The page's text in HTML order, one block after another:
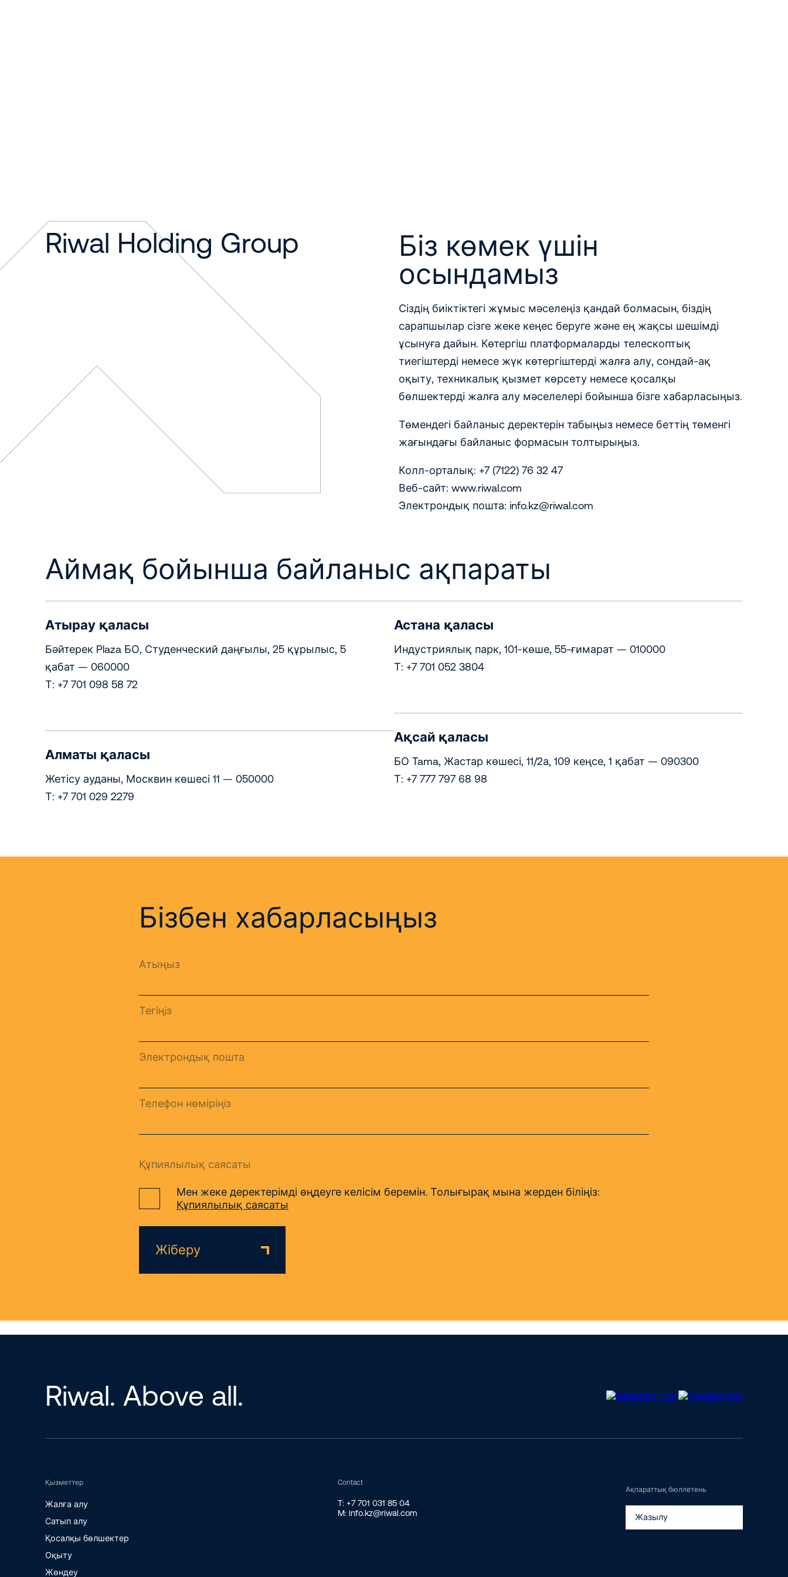
Riwal Holding Group
Біз көмек үшін
осындамыз
Сіздің биіктіктегі жұмыс мәселеңіз қандай болмасын, біздің
сарапшылар сізге жеке кеңес беруге және ең жақсы шешімді
ұсынуға дайын. Көтергіш платформаларды телескоптық
тиегіштерді немесе жүк көтергіштерді жалға алу, сондай-ақ
оқыту, техникалық қызмет көрсету немесе қосалқы
бөлшектерді жалға алу мәселелері бойынша бізге хабарласыңыз.
Төмендегі байланыс деректерін табыңыз немесе беттің төменгі
жағындағы байланыс формасын толтырыңыз.
Колл-орталық: +7 (7122) 76 32 47
Веб-сайт: www.riwal.com
Электрондық пошта: info.kz@riwal.com
Аймақ бойынша байланыс ақпараты
Атырау қаласы
Бәйтерек Plaza БО, Студенческий даңғылы, 25 құрылыс, 5
қабат — 060000
Т: +7 701 098 58 72
Алматы қаласы
Жетісу ауданы, Москвин көшесі 11 — 050000
Т: +7 701 029 2279
Астана қаласы
Индустриялық парк, 101-көше, 55-ғимарат — 010000
Т: +7 701 052 3804
Ақсай қаласы
БО Tama, Жастар көшесі, 11/2а, 109 кеңсе, 1 қабат — 090300
Т: +7 777 797 68 98
Бізбен хабарласыңыз
Атыңыз
Тегіңiз
Электрондық пошта
Телефон нөміріңiз
Құпиялылық саясаты
Мен жеке деректерімді өңдеуге келісім беремін. Толығырақ мына жерден біліңіз:
Құпиялылық саясаты
Жіберу
Riwal. Above all.
Қызметтер
Жалға алу
Сатып алу
Қосалқы бөлшектер
Оқыту
Жөндеу
Contact
T: +7 701 031 85 04
M: info.kz@riwal.com
Ақпараттық бюллетень
Жазылу